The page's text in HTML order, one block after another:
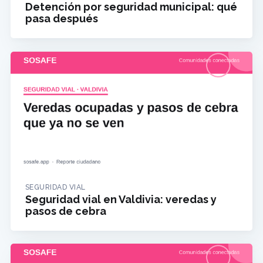
Detención por seguridad municipal: qué
pasa después
SEGURIDAD VIAL
Seguridad vial en Valdivia: veredas y
pasos de cebra